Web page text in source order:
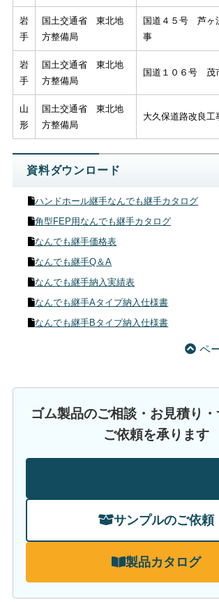
岩
手
国土交通省 東北地
方整備局
国道４５号 芦ヶ
事
岩
手
国土交通省 東北地
方整備局
国道１０６号 茂
山
形
国土交通省 東北地
方整備局
大久保道路改良工
資料ダウンロード
ハンドホール継手なんでも継手カタログ
角型FEP用なんでも継手カタログ
なんでも継手価格表
なんでも継手Q＆A
なんでも継手納入実績表
なんでも継手Aタイプ納入仕様書
なんでも継手Bタイプ納入仕様書
ペ
ゴム製品のご相談・お見積り
ご依頼を承ります
サンプルのご依頼
製品カタログ